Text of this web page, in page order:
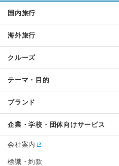
国内旅行
海外旅行
クルーズ
テーマ・目的
ブランド
企業・学校・団体向けサービス
会社案内
標識・約款